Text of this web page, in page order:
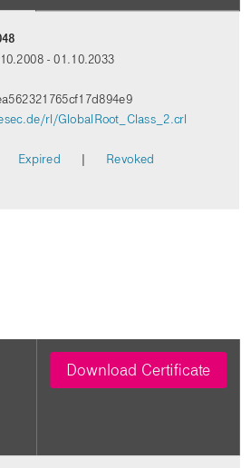
- 01.10.2033
rl/GlobalRoot_Class_2.crl
Expired | Revoked
Download Certificate